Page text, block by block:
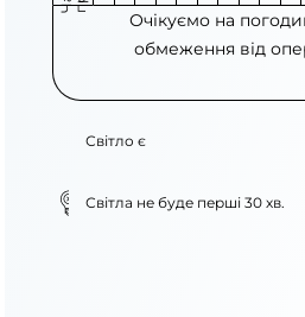
Очікуємо на
обмеження від
Світло є
Світла не буде перші 30 хв.